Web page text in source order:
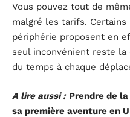
Vous pouvez tout de
malgré les tarifs.
périphérie proposent en
seul inconvénient reste la
du temps à chaque
A lire aussi : Prendre de
sa première aventure en